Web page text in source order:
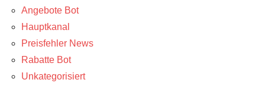
Angebote Bot
Hauptkanal
Preisfehler News
Rabatte Bot
Unkategorisiert